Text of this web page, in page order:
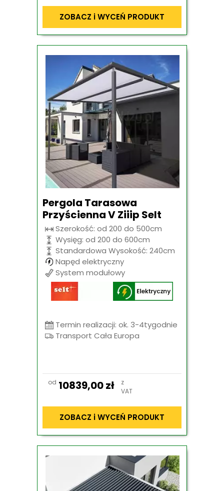
ZOBACZ i WYCEŃ PRODUKT
Pergola Tarasowa
Przyścienna V Ziiip Selt
Szerokość: od 200 do 500cm
Wysięg: od 200 do 600cm
Standardowa Wysokość: 240cm
Napęd elektryczny
System modułowy
Termin realizacji: ok. 3-4tygodnie
Transport Cała Europa
od 10839,00zł
z
VAT
ZOBACZ i WYCEŃ PRODUKT